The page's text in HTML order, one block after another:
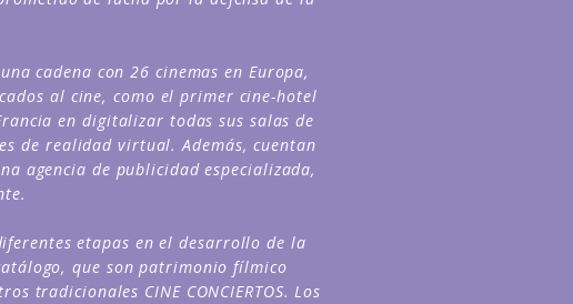
cadena con 26 cinemas en Europa,
al cine, como el primer cine-hotel
en digitalizar todas sus salas de
de realidad virtual. Además, cuentan
agencia de publicidad especializada,
etapas en el desarrollo de la
que son patrimonio fílmico
tradicionales CINE CONCIERTOS. Los